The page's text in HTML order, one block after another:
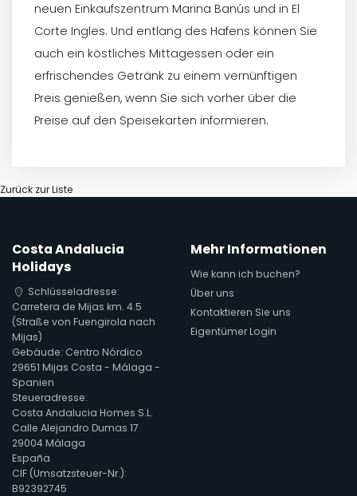
neuen Einkaufszentrum Marina Banús und in El
Corte Ingles. Und entlang des Hafens können Sie
auch ein köstliches Mittagessen oder ein
erfrischendes Getränk zu einem vernünftigen
Preis genießen, wenn Sie sich vorher über die
Preise auf den Speisekarten informieren.
Zurück zur Liste
Costa Andalucia
Holidays
Schlüsseladresse:
Carretera de Mijas km. 4.5
(Straße von Fuengirola nach
Mijas)
Gebäude: Centro Nórdico
29651 Mijas Costa - Málaga -
Spanien
Steueradresse:
Costa Andalucia Homes S.L.
Calle Alejandro Dumas 17
29004 Málaga
España
CIF (Umsatzsteuer-Nr.):
B92392745
Mehr Informationen
Wie kann ich buchen?
Über uns
Kontaktieren Sie uns
Eigentümer Login